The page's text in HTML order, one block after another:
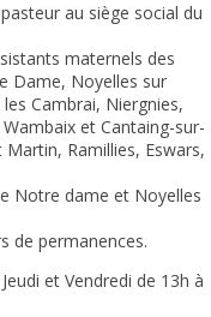
au siège social du
maternels des
Dame, Noyelles sur
Cambrai, Niergnies,
et Cantaing-sur-
Martin, Ramillies, Eswars,
Notre dame et Noyelles
de permanences.
et Vendredi de 13h à